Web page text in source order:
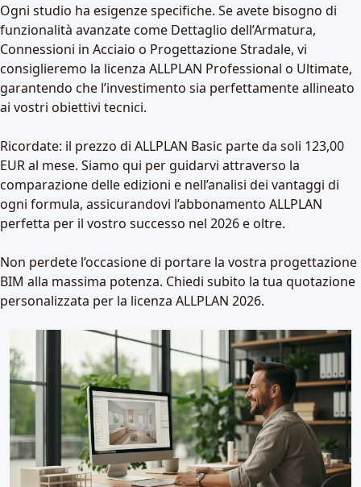
Ogni studio ha esigenze specifiche. Se avete bisogno di
funzionalità avanzate come Dettaglio dell’Armatura,
Connessioni in Acciaio o Progettazione Stradale, vi
consiglieremo la licenza ALLPLAN Professional o Ultimate,
garantendo che l’investimento sia perfettamente allineato
ai vostri obiettivi tecnici.
Ricordate: il prezzo di ALLPLAN Basic parte da soli 123,00
EUR al mese. Siamo qui per guidarvi attraverso la
comparazione delle edizioni e nell’analisi dei vantaggi di
ogni formula, assicurandovi l’abbonamento ALLPLAN
perfetta per il vostro successo nel 2026 e oltre.
Non perdete l’occasione di portare la vostra progettazione
BIM alla massima potenza. Chiedi subito la tua quotazione
personalizzata per la licenza ALLPLAN 2026.